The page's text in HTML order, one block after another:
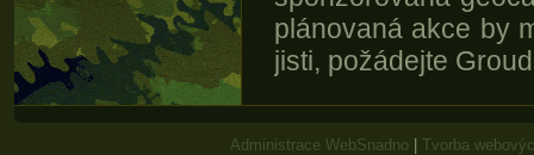
plánovaná akce by
jisti, požádejte
Administrace WebSnadno Tvorba